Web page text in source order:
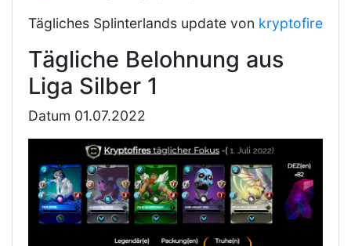
Tägliches Splinterlands update von kryptofire
Tägliche Belohnung aus
Liga Silber 1
Datum 01.07.2022